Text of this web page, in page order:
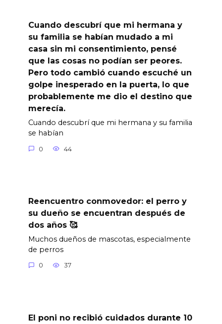
Cuando descubrí que mi hermana y
su familia se habían mudado a mi
casa sin mi consentimiento, pensé
que las cosas no podían ser peores.
Pero todo cambió cuando escuché un
golpe inesperado en la puerta, lo que
probablemente me dio el destino que
merecía.
Cuando descubrí que mi hermana y su familia
se habían
0 44
Reencuentro conmovedor: el perro y
su dueño se encuentran después de
dos años 🥰
Muchos dueños de mascotas, especialmente
de perros
0 37
El poni no recibió cuidados durante 10